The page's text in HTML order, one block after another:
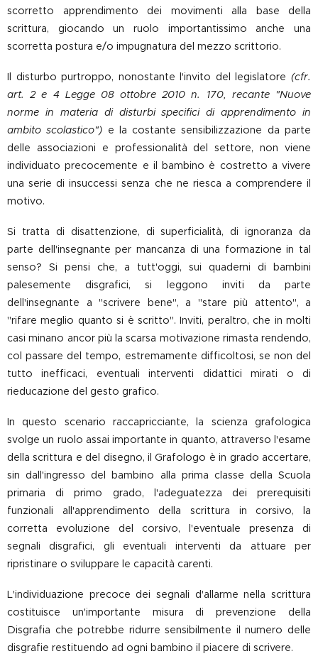
scorretto apprendimento dei movimenti alla base della
scrittura, giocando un ruolo importantissimo anche una
scorretta postura e/o impugnatura del mezzo scrittorio.
Il disturbo purtroppo, nonostante l'invito del legislatore (cfr.
art. 2 e 4 Legge 08 ottobre 2010 n. 170, recante "Nuove
norme in materia di disturbi specifici di apprendimento in
ambito scolastico") e la costante sensibilizzazione da parte
delle associazioni e professionalità del settore, non viene
individuato precocemente e il bambino è costretto a vivere
una serie di insuccessi senza che ne riesca a comprendere il
motivo.
Si tratta di disattenzione, di superficialità, di ignoranza da
parte dell'insegnante per mancanza di una formazione in tal
senso? Si pensi che, a tutt'oggi, sui quaderni di bambini
palesemente disgrafici, si leggono inviti da parte
dell'insegnante a "scrivere bene", a "stare più attento", a
"rifare meglio quanto si è scritto". Inviti, peraltro, che in molti
casi minano ancor più la scarsa motivazione rimasta rendendo,
col passare del tempo, estremamente difficoltosi, se non del
tutto inefficaci, eventuali interventi didattici mirati o di
rieducazione del gesto grafico.
In questo scenario raccapricciante, la scienza grafologica
svolge un ruolo assai importante in quanto, attraverso l'esame
della scrittura e del disegno, il Grafologo è in grado accertare,
sin dall'ingresso del bambino alla prima classe della Scuola
primaria di primo grado, l'adeguatezza dei prerequisiti
funzionali all'apprendimento della scrittura in corsivo, la
corretta evoluzione del corsivo, l'eventuale presenza di
segnali disgrafici, gli eventuali interventi da attuare per
ripristinare o sviluppare le capacità carenti.
L'individuazione precoce dei segnali d'allarme nella scrittura
costituisce un'importante misura di prevenzione della
Disgrafia che potrebbe ridurre sensibilmente il numero delle
disgrafie restituendo ad ogni bambino il piacere di scrivere.